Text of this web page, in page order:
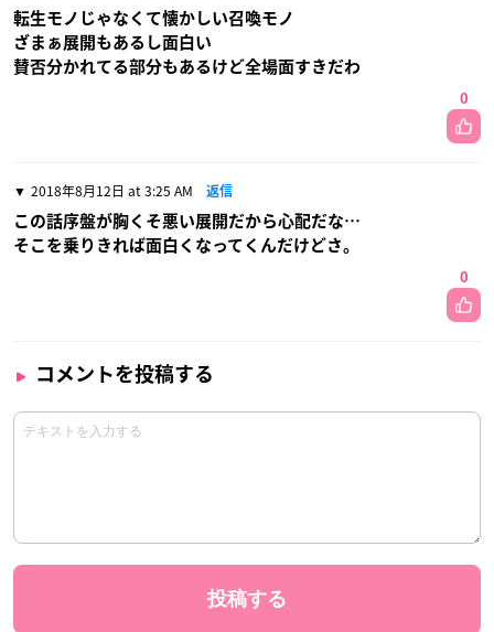
転生モノじゃなくて懐かしい召喚モノ
ざまぁ展開もあるし面白い
賛否分かれてる部分もあるけど全場面すきだわ
0
2018年8月12日 at 3:25 AM 返信
この話序盤が胸くそ悪い展開だから心配だな…
そこを乗りきれば面白くなってくんだけどさ。
0
コメントを投稿する